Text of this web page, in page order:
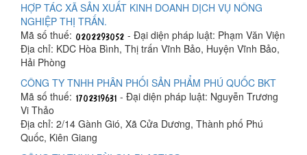
HỢP TÁC XÃ SẢN XUẤT KINH DOANH DỊCH VỤ NÔNG
NGHIỆP THỊ TRẤN.
Mã số thuế:
- Đại diện pháp luật: Phạm Văn Viện
Địa chỉ: KDC Hòa Bình, Thị trấn Vĩnh Bảo, Huyện Vĩnh Bảo,
Hải Phòng
CÔNG TY TNHH PHÂN PHỐI SẢN PHẨM PHÚ QUỐC BKT
Mã số thuế:
- Đại diện pháp luật: Nguyễn Trương
Vi Thảo
Địa chỉ: 2/14 Gành Gió, Xã Cửa Dương, Thành phố Phú
Quốc, Kiên Giang